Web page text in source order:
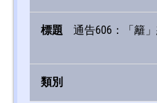
通告606：「籬